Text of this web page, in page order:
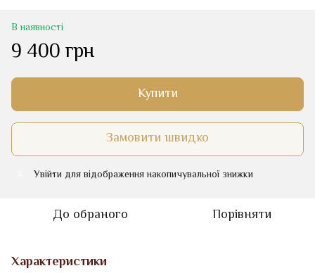
В наявності
9 400 грн
Купити
Замовити швидко
Увійти для відображення накопичувальної знижки
До обраного Порівняти
Характеристики